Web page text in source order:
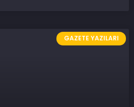
GAZETE YAZILARI